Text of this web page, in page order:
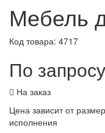
Мебель
Код товара: 4717
По запросу
На заказ
Цена зависит от
исполнения